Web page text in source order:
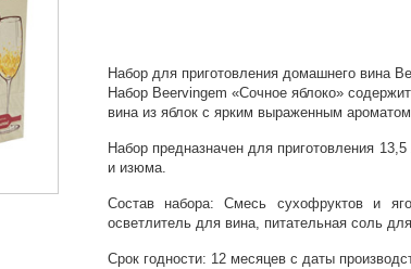
Набор для приготовления домашнего вина
Набор Beervingem «Сочное яблоко»
вина из яблок с ярким выраженным
Набор предназначен для приготовления
и изюма.
Состав набора: Смесь сухофруктов и
осветлитель для вина, питательная соль
Срок годности: 12 месяцев с даты